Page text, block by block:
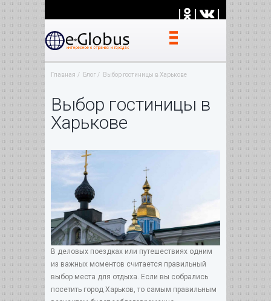
| | |
Главная Блог Выбор гостиницы в Харькове
Выбор гостиницы в
Харькове
В деловых поездках или путешествиях одним
из важных моментов считается правильный
выбор места для отдыха. Если вы собрались
посетить город Харьков, то самым правильным